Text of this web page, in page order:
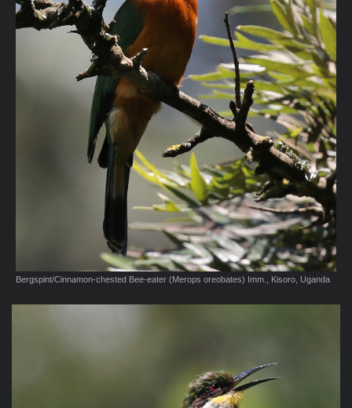
Bergspint/Cinnamon-chested Bee-eater (Merops oreobates) Imm., Kisoro, Uganda